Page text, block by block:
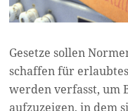
Gesetze sollen
schaffen für
werden verfasst, um
aufzuzeigen, in dem